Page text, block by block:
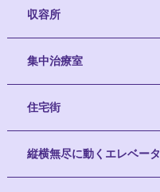
収容所
集中治療室
住宅街
縦横無尽に動くエレベータ